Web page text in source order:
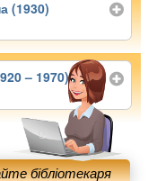
(1930)
– 1970)